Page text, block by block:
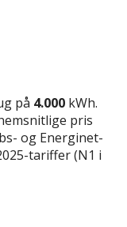
på 4.000 kWh.
pris
og Energinet-
tariffer (N1 i